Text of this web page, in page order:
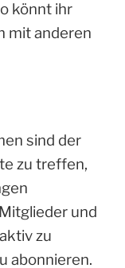
könnt ihr
mit anderen
sind der
zu treffen,
und
zu
abonnieren.